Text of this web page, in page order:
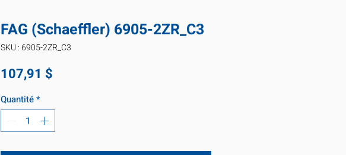
FAG (Schaeffler) 6905-2ZR_C3
SKU : 6905-2ZR_C3
107,91 $
Quantité*